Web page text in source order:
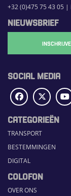
+32 (0)475 75 43 05 |
NIEUWSBRIEF
SOCIAL MEDIA
CATEGORIEËN
TRANSPORT
BESTEMMINGEN
DIGITAL
COLOFON
OVER ONS